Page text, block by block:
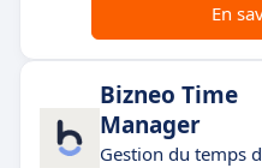
En
Bizneo Time
Manager
Gestion du temps